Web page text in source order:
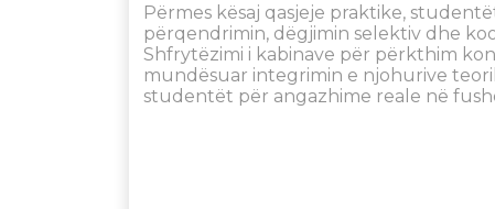
Përmes kësaj qasjeje praktike,
përqendrimin, dëgjimin selektiv dhe
Shfrytëzimi i kabinave për përkthim
mundësuar integrimin e njohurive
studentët për angazhime reale në